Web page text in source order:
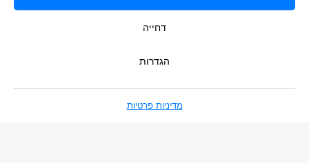
בניית אתריםSmart Soft Web
דחייה
הגדרות
מדיניות פרטיות